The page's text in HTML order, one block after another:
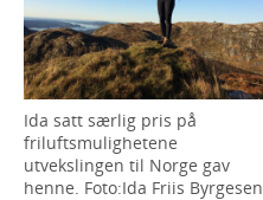
Ida satt særlig pris på
friluftsmulighetene
utvekslingen til Norge gav
henne. Foto:Ida Friis Byrgesen